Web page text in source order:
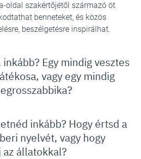
oldal szakértőjétől származó öt
benneteket, és közös
beszélgetésre inspirálhat.
Egy mindig vesztes
vagy egy mindig
inkább? Hogy értsd a
nyelvét, vagy hogy
állatokkal?